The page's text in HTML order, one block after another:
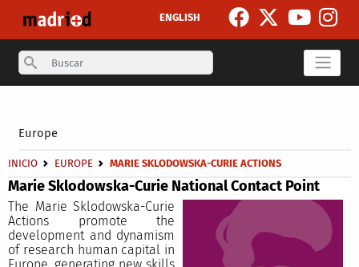
ENGLISH
Search
Europe
Breadcrumb
INICIO EUROPE MARIE SKLODOWSKA-CURIE ACTIONS
Marie Sklodowska-Curie National Contact Point
The Marie Sklodowska-Curie
Actions promote the
development and dynamism
of research human capital in